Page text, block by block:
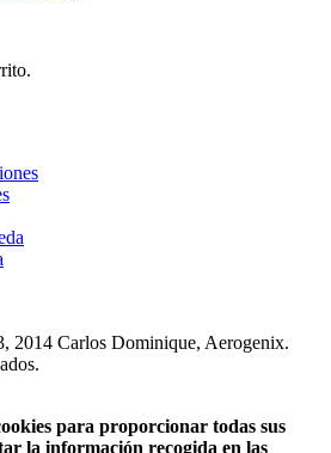
2014 Carlos Dominique, Aerogenix.
para proporcionar todas sus
la información recogida en las